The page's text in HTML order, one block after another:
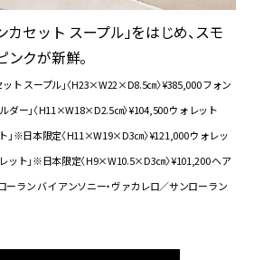
カセット スープル」をはじめ、スモ
クが新鮮。
ト スープル」〈H23×W22×D8.5㎝〉¥385,000 フォン
ダー」〈H11×W18×D2.5㎝〉¥104,500 ウォレット
ト」※日本限定〈H11×W19×D3㎝〉¥121,000 ウォレッ
レット」※日本限定〈H9×W10.5×D3㎝〉¥101,200 へア
ーラン バイ アンソニー・ヴァカレロ／サンローラン